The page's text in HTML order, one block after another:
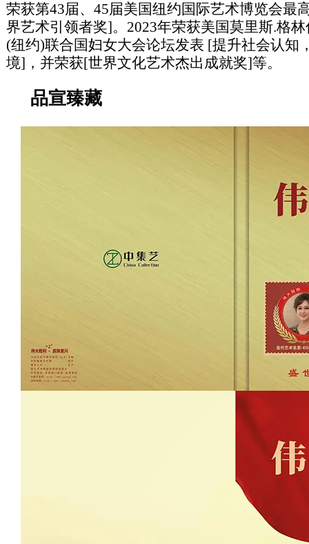
荣获第43届、45届美国纽约国际艺术博览会最
界艺术引领者奖]。2023年荣获美国莫里斯.格
(纽约)联合国妇女大会论坛发表 [提升社会认知
境]，并荣获[世界文化艺术杰出成就奖]等。
品宣臻藏